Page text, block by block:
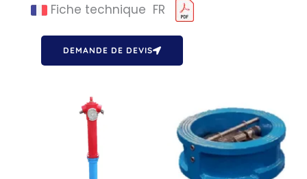
Fiche technique FR
DEMANDE DE DEVIS